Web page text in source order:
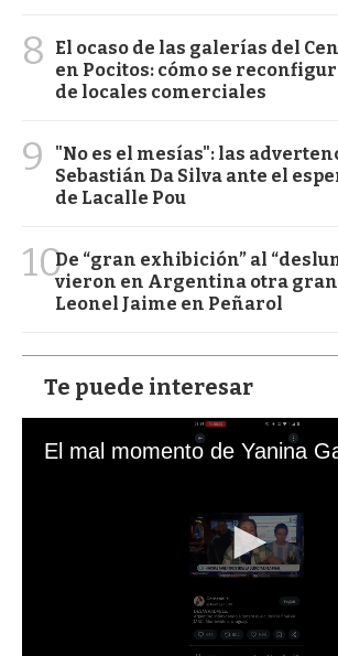
8
El ocaso de las galerías del
en Pocitos: cómo se
de locales comerciales
9
"No es el mesías": las
Sebastián Da Silva ante el
de Lacalle Pou
10De “gran exhibición” al
vieron en Argentina otra gran
Leonel Jaime en Peñarol
Te puede interesar